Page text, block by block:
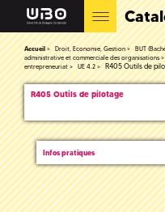
Accueil Droit, Economie, Gestion BUT
administrative et commerciale des organisations
entrepreneuriat
UE 4.2 R405 Outils de
R405 Outils de pilotage
Infos pratiques